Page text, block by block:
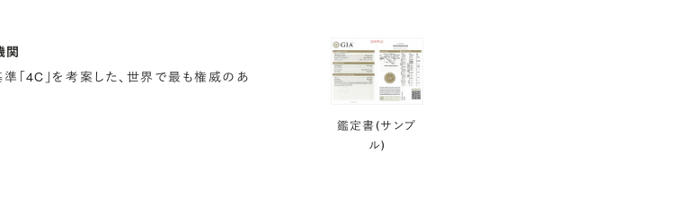
関
「4C」を考案した、世界で最も権威のあ
鑑定書(サンプ
ル)